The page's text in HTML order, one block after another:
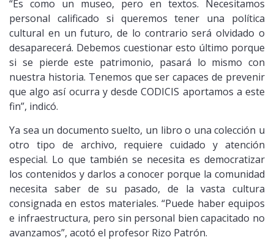
“Es como un museo, pero en textos. Necesitamos
personal calificado si queremos tener una política
cultural en un futuro, de lo contrario será olvidado o
desaparecerá. Debemos cuestionar esto último porque
si se pierde este patrimonio, pasará lo mismo con
nuestra historia. Tenemos que ser capaces de prevenir
que algo así ocurra y desde CODICIS aportamos a este
fin”, indicó.
Ya sea un documento suelto, un libro o una colección u
otro tipo de archivo, requiere cuidado y atención
especial. Lo que también se necesita es democratizar
los contenidos y darlos a conocer porque la comunidad
necesita saber de su pasado, de la vasta cultura
consignada en estos materiales. “Puede haber equipos
e infraestructura, pero sin personal bien capacitado no
avanzamos”, acotó el profesor Rizo Patrón.